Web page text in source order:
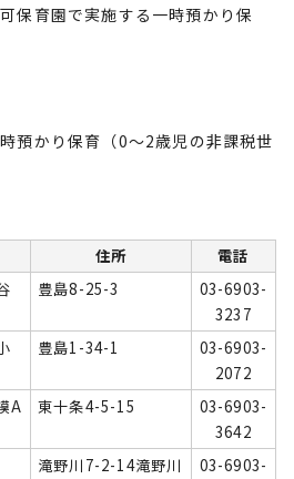
保育園で実施する一時預かり保
預かり保育（0～2歳児の非課税世
住所
電話
豊島8-25-3
03-6903-
3237
豊島1-34-1
03-6903-
2072
A
東十条4-5-15
03-6903-
3642
滝野川7-2-14滝野川
03-6903-